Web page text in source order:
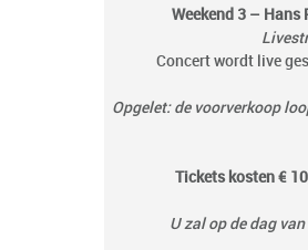
Weekend 3 – Hans
Concert wordt live
Opgelet: de voorverkoop
Tickets kosten €
U zal op de dag